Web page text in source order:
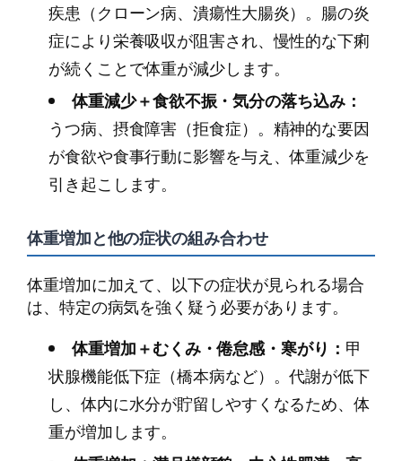
疾患（クローン病、潰瘍性大腸炎）。腸の炎
症により栄養吸収が阻害され、慢性的な下痢
が続くことで体重が減少します。
体重減少＋食欲不振・気分の落ち込み：
うつ病、摂食障害（拒食症）。精神的な要因
が食欲や食事行動に影響を与え、体重減少を
引き起こします。
体重増加と他の症状の組み合わせ
体重増加に加えて、以下の症状が見られる場合
は、特定の病気を強く疑う必要があります。
体重増加＋むくみ・倦怠感・寒がり： 甲
状腺機能低下症（橋本病など）。代謝が低下
し、体内に水分が貯留しやすくなるため、体
重が増加します。